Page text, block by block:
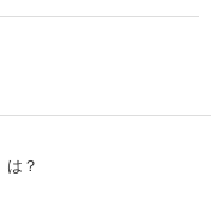
は？